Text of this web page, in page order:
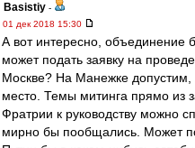
Basistiy -
01 дек 2018 15:30
А вот интересно, объединение
может подать заявку на
Москве? На Манежке
место. Темы митинга прямо из
Фратрии к руководству можно
мирно бы пообщались. Может